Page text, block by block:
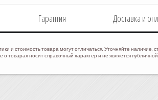
Гарантия Доставка и
и стоимость товара могут отличаться. Уточняйте наличие,
товарах носит справочный характер и не является